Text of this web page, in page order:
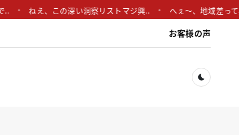
ねえ、この深い洞察リストマジ興.. へぇ〜、地域差って
お客様の声